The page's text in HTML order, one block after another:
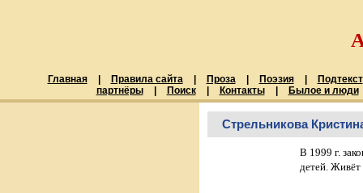
Главная Правила сайта Проза Поэзия
Подтекст
партнёры
Поиск Контакты Былое и люди
Стрельникова
В 1999 г.
детей.